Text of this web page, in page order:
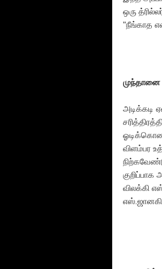
ஒரு
"நீங்காத
முந்தானை
அடிக்கடி
விளம்பர
விலக்கி
எஸ்.ஜானகி